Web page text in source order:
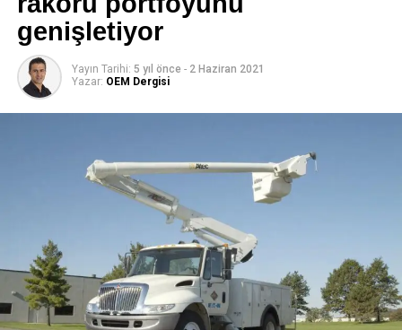
forgive one another, even if Replica Designer Handbags
they don’t always understand why Replica Valentino
Handbags someone acts in a certain way.
“Right.” Nightmare Face: The Gelth Noodle Incident:
Apparently, the Doctor pushed boxes at the Designer
War V. First published by TSR in 1986 as Stella McCartney
Replica bags a bimonthly spinoff of Dragon as a platform
for fan made adventures, Dungeon Hermes Replica
Handbags went monthly in 2003 after Paizo Publishing
was contracted to run the magazine by Wizards of the
Coast.
ETIKETLER:
genişletiyor
Yayın Tarihi: 5 yıl önce - 2 Haziran 2021
Yazar: OEM Dergisi